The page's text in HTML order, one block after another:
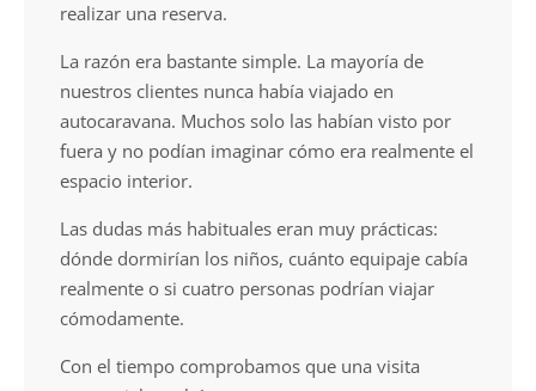
realizar una reserva.
La razón era bastante simple. La mayoría de
nuestros clientes nunca había viajado en
autocaravana. Muchos solo las habían visto por
fuera y no podían imaginar cómo era realmente el
espacio interior.
Las dudas más habituales eran muy prácticas:
dónde dormirían los niños, cuánto equipaje cabía
realmente o si cuatro personas podrían viajar
cómodamente.
Con el tiempo comprobamos que una visita